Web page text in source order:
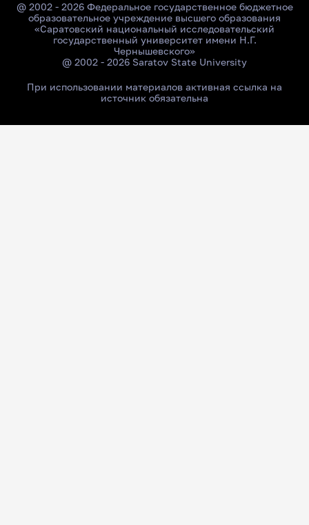
@ 2002 - 2026 Федеральное государственное бюджетное
образовательное учреждение высшего образования
«Саратовский национальный исследовательский
государственный университет имени Н.Г.
Чернышевского»
@ 2002 - 2026 Saratov State University
При использовании материалов активная ссылка на
источник обязательна